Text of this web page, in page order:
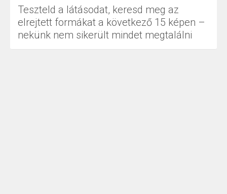
Teszteld a látásodat, keresd meg az
elrejtett formákat a következő 15 képen –
nekünk nem sikerült mindet megtalálni